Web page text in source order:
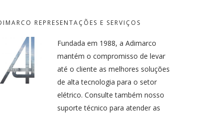
REPRESENTAÇÕES E SERVIÇOS
Fundada em 1988, a Adimarco
mantém o compromisso de levar
até o cliente as melhores soluções
de alta tecnologia para o setor
elétrico. Consulte também nosso
suporte técnico para atender as